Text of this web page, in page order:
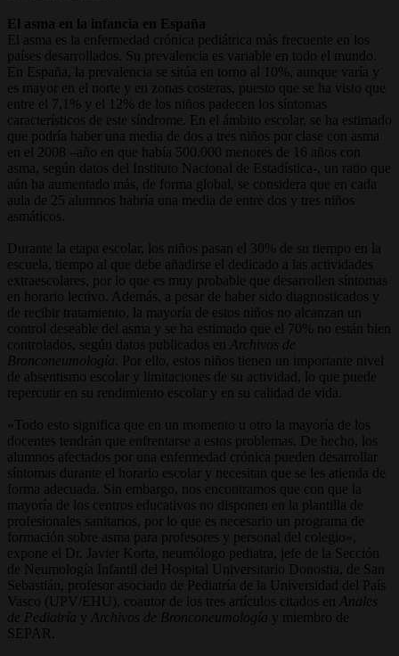
El asma en la infancia en España
El asma es la enfermedad crónica pediátrica más frecuente en los
países desarrollados. Su prevalencia es variable en todo el mundo.
En España, la prevalencia se sitúa en torno al 10%, aunque varía y
es mayor en el norte y en zonas costeras, puesto que se ha visto que
entre el 7,1% y el 12% de los niños padecen los síntomas
característicos de este síndrome. En el ámbito escolar, se ha estimado
que podría haber una media de dos a tres niños por clase con asma
en el 2008 –año en que había 500.000 menores de 16 años con
asma, según datos del Instituto Nacional de Estadística-, un ratio que
aún ha aumentado más, de forma global, se considera que en cada
aula de 25 alumnos habría una media de entre dos y tres niños
asmáticos.
Durante la etapa escolar, los niños pasan el 30% de su tiempo en la
escuela, tiempo al que debe añadirse el dedicado a las actividades
extraescolares, por lo que es muy probable que desarrollen síntomas
en horario lectivo. Además, a pesar de haber sido diagnosticados y
de recibir tratamiento, la mayoría de estos niños no alcanzan un
control deseable del asma y se ha estimado que el 70% no están bien
controlados, según datos publicados en
Archivos de
Bronconeumología . Por ello, estos niños tienen un importante nivel
de absentismo escolar y limitaciones de su actividad, lo que puede
repercutir en su rendimiento escolar y en su calidad de vida.
«Todo esto significa que en un momento u otro la mayoría de los
docentes tendrán que enfrentarse a estos problemas. De hecho, los
alumnos afectados por una enfermedad crónica pueden desarrollar
síntomas durante el horario escolar y necesitan que se les atienda de
forma adecuada. Sin embargo, nos encontramos que con que la
mayoría de los centros educativos no disponen en la plantilla de
profesionales sanitarios, por lo que es necesario un programa de
formación sobre asma para profesores y personal del colegio»,
expone el Dr. Javier Korta, neumólogo pediatra, jefe de la Sección
de Neumología Infantil del Hospital Universitario Donostia, de San
Sebastián, profesor asociado de Pediatría de la Universidad del País
Vasco (UPV/EHU), coautor de los tres artículos citados en
Anales
de Pediatría y Archivos de Bronconeumología y miembro de
SEPAR.